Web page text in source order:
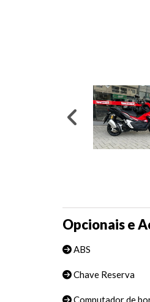
Opcionais e
ABS
Chave Reserva
Computador de